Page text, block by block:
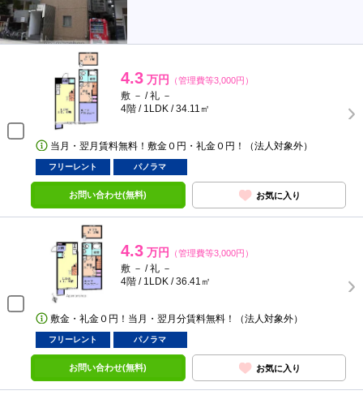
4.3 万円 （管理費等3,000円）
敷 － / 礼 －
4階 / 1LDK / 34.11㎡
当月・翌月賃料無料！敷金０円・礼金０円！（法人対象外）
フリーレント パノラマ
お問い合わせ(無料) お気に入り
4.3 万円 （管理費等3,000円）
敷 － / 礼 －
4階 / 1LDK / 36.41㎡
敷金・礼金０円！当月・翌月分賃料無料！（法人対象外）
フリーレント パノラマ
お問い合わせ(無料) お気に入り